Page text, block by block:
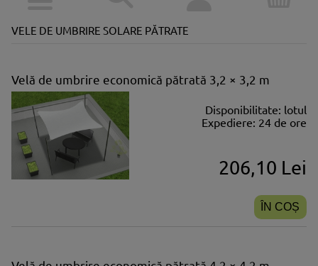
VELE DE UMBRIRE SOLARE PĂTRATE
Velă de umbrire economică pătrată 3,2 × 3,2 m
Disponibilitate: lotul
Expediere: 24 de ore
206,10 Lei
ÎN COȘ